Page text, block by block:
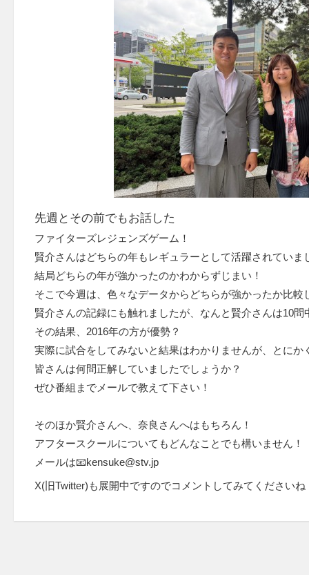
先週とその前でもお話した
ファイターズレジェンズゲーム！
賢介さんはどちらの年もレギュラーとして活躍されていま
結局どちらの年が強かったのかわからずじまい！
そこで今週は、色々なデータからどちらが強かったか比較
賢介さんの記録にも触れましたが、なんと賢介さんは10問
その結果、2016年の方が優勢？
実際に試合をしてみないと結果はわかりませんが、とにか
皆さんは何問正解していましたでしょうか？
ぜひ番組までメールで教えて下さい！
そのほか賢介さんへ、奈良さんへはもちろん！
アフタースクールについてもどんなことでも構いません！
メールは📧kensuke@stv.jp
X(旧Twitter)も展開中ですのでコメントしてみてくださいね